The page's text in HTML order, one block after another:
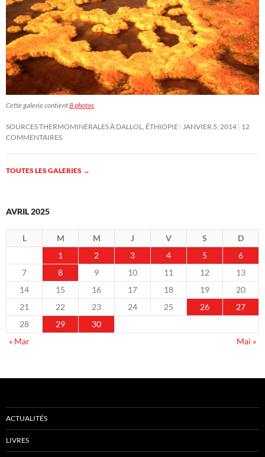
Cette galerie contient8 photos.
SOURCES THERMOMINÉRALES À DALLOL, ÉTHIOPIE JANVIER 5, 2014 12
COMMENTAIRES
TOUTES LES GALERIES →
AVRIL 2025
L M M J V S
D
1
2 3 4 5
6
7
8 9 10 11 12
13
14
15 16 17 18 19
20
21
22 23 24 25 26
27
28
29
30
« Mar
Mai »
ACTUALITÉS
LIVRES